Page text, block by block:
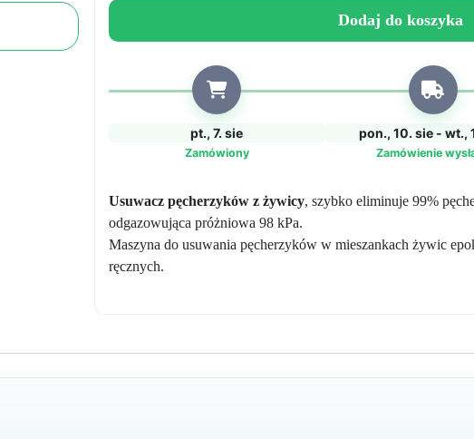
do
żywic
Dodaj do koszyka
pt., 7. sie
Zamówiony
pon., 10. sie - wt.,
Zamówienie
Usuwacz pęcherzyków z żywicy, szybko eliminuje 99%
odgazowująca próżniowa 98 kPa.
Maszyna do usuwania pęcherzyków w mieszankach żywic
ręcznych.